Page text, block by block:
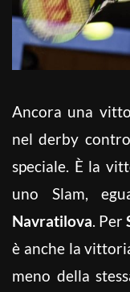
Ancora una
nel derby
speciale. È la
uno Slam,
Navratilova. Per
è anche la
meno della